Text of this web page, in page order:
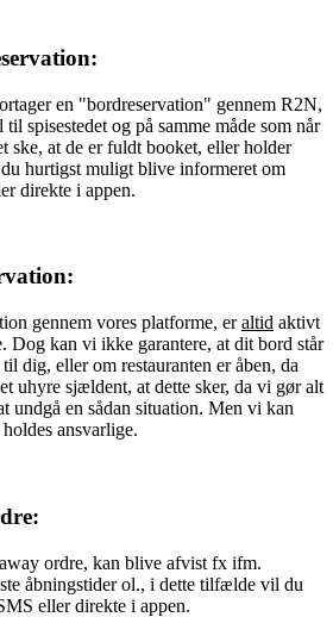
en "bordreservation" gennem R2N,
spisestedet og på samme måde som når
ske, at de er fuldt booket, eller holder
hurtigst muligt blive informeret om
direkte i appen.
gennem vores platforme, eraltid aktivt
Dog kan vi ikke garantere, at dit bord står
dig, eller om restauranten er åben, da
uhyre sjældent, at dette sker, da vi gør alt
undgå en sådan situation. Men vi kan
ansvarlige.
ordre, kan blive afvist fx ifm.
åbningstider ol., i dette tilfælde vil du
eller direkte i appen.